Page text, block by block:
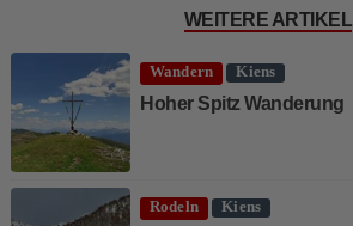
WEITERE ARTIKEL
Wandern Kiens
Hoher Spitz Wanderung
Rodeln Kiens